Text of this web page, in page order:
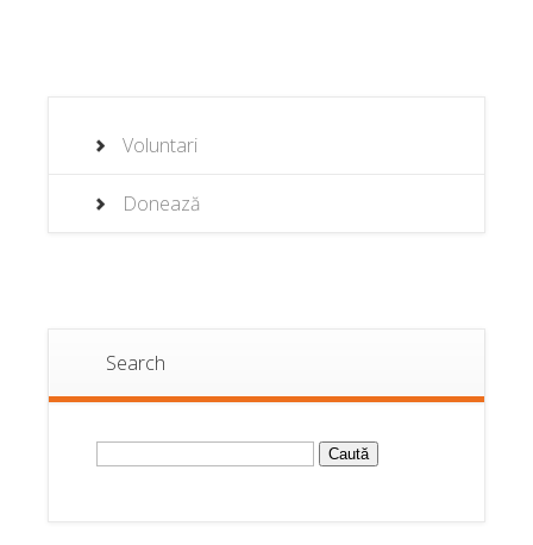
Voluntari
Donează
Search
Caută
după: